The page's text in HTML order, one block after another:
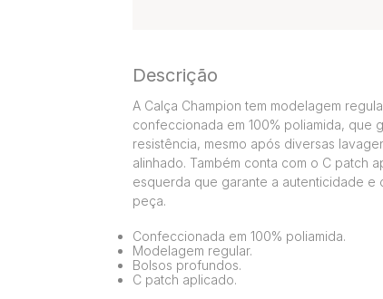
Descrição
A Calça Champion tem modelagem
confeccionada em 100% poliamida, que
resistência, mesmo após diversas
alinhado. Também conta com o C patch
esquerda que garante a autenticidade e
peça.
Confeccionada em 100% poliamida.
Modelagem regular.
Bolsos profundos.
C patch aplicado.